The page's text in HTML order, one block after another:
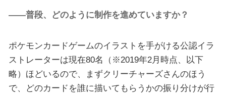
——普段、どのように制作を進めていますか？
ポケモンカードゲームのイラストを手がける公認イラ
ストレーターは現在80名（※2019年2月時点、以下
略）ほどいるので、まずクリーチャーズさんのほう
で、どのカードを誰に描いてもらうかの振り分けが行